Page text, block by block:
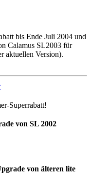
bis Ende Juli 2004 und
Calamus SL2003 für
aktuellen Version).
Superrabatt!
von SL 2002
von älteren lite